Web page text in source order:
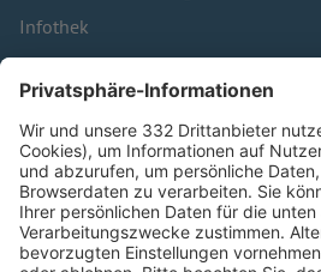
Infothek
Kontakt
HÄUFIG BESUCHTE SEITEN
Pässe und Vereinswechsel
Trainerausbildung
Schulungsangebot Vereinsmitarbeiter